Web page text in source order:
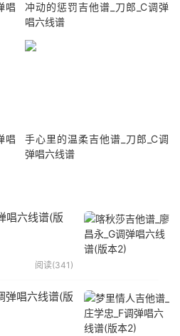
唱
冲动的惩罚吉他谱_刀郎_C调弹
唱六线谱
唱
手心里的温柔吉他谱_刀郎_C调
弹唱六线谱
唱六线谱(版
阅读(341)
弹唱六线谱(版